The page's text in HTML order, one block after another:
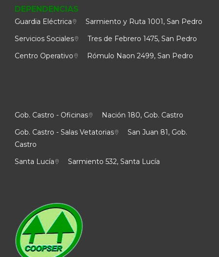
DEPENDENCIAS
Guardia Eléctrica
Sarmiento y Ruta 1001, San Pedro
Servicios Sociales
Tres de Febrero 1475, San Pedro
Centro Operativo
Rómulo Naon 2499, San Pedro
Gob. Castro - Oficinas
Nación 180, Gob. Castro
Gob. Castro - Salas Vetatorias
San Juan 81, Gob.
Castro
Santa Lucía
Sarmiento 532, Santa Lucía